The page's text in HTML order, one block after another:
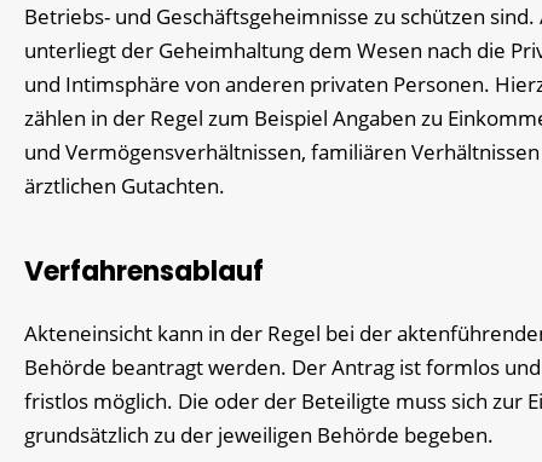
Betriebs- und Geschäftsgeheimnisse zu schützen sind.
unterliegt der Geheimhaltung dem Wesen nach die
und Intimsphäre von anderen privaten Personen.
zählen in der Regel zum Beispiel Angaben zu
und Vermögensverhältnissen, familiären
ärztlichen Gutachten.
Verfahrensablauf
Akteneinsicht kann in der Regel bei der
Behörde beantragt werden. Der Antrag ist formlos und
fristlos möglich. Die oder der Beteiligte muss sich zur
grundsätzlich zu der jeweiligen Behörde begeben.